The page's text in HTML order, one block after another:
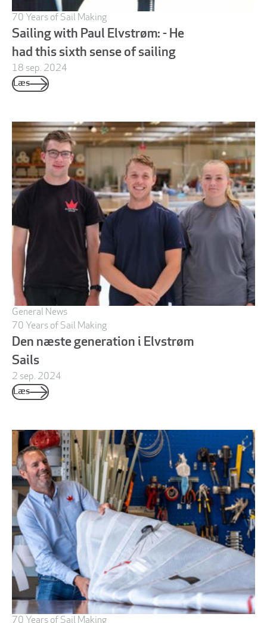
70 Years of Sail Making
Sailing with Paul Elvstrøm: - He
had this sixth sense of sailing
18 sep. 2024
Læs
General News
70 Years of Sail Making
Den næste generation i Elvstrøm
Sails
2 sep. 2024
Læs
70 Years of Sail Making